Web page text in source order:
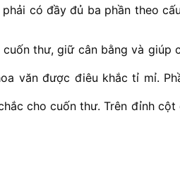
có đầy đủ ba phần theo
thư, giữ cân bằng và giúp
văn được điêu khắc tỉ mỉ.
cho cuốn thư. Trên đỉnh